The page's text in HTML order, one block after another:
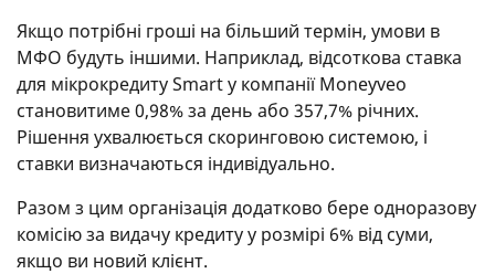
Якщо потрібні гроші на більший термін, умови в
МФО будуть іншими. Наприклад, відсоткова ставка
для мікрокредиту Smart у компанії Moneyveo
становитиме 0,98% за день або 357,7% річних.
Рішення ухвалюється скоринговою системою, і
ставки визначаються індивідуально.
Разом з цим організація додатково бере одноразову
комісію за видачу кредиту у розмірі 6% від суми,
якщо ви новий клієнт.